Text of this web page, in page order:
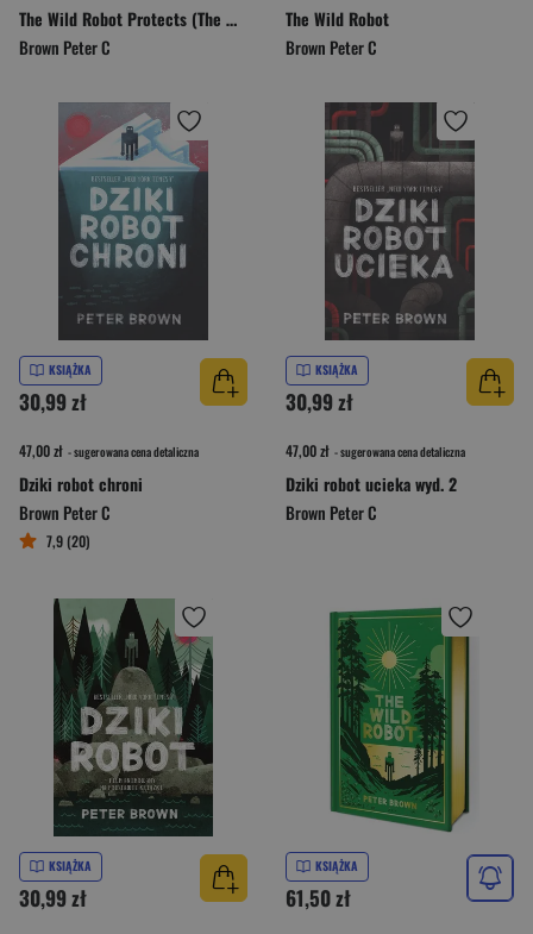
The Wild Robot Protects (The Wild Robot 3)
Brown Peter C
The Wild Robot
Brown Peter C
KSIĄŻKA
30,99 zł
47,00 zł - sugerowana cena detaliczna
Dziki robot chroni
Brown Peter C
7,9 (20)
KSIĄŻKA
30,99 zł
47,00 zł - sugerowana cena detaliczna
Dziki robot ucieka wyd. 2
Brown Peter C
KSIĄŻKA
30,99 zł
KSIĄŻKA
61,50 zł